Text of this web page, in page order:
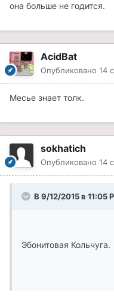
она больше не годится.
AcidBat
Опубликовано 14
Месье знает толк.
sokhatich
Опубликовано 14
В 9/12/2015 в 11:05
Эбонитовая Кольчуга.